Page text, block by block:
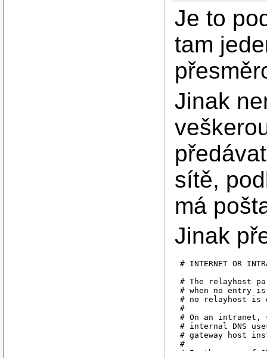
Je to
tam
Jinak
sítě,
má
Jinak
# INTERNET OR
# The relayhost
# when no entry
# no relayhost
#
# On an intranet,
# internal DNS
# gateway host
#
# In the case of